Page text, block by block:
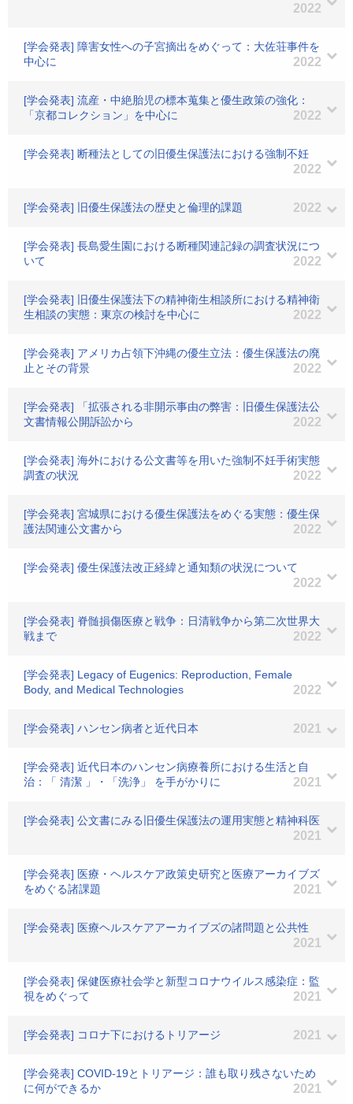
2022
[学会発表] 障害女性への子宮摘出をめぐって：大佐荘事件を
中心に
2022
[学会発表] 流産・中絶胎児の標本蒐集と優生政策の強化：
「京都コレクション」を中心に
2022
[学会発表] 断種法としての旧優生保護法における強制不妊
2022
[学会発表] 旧優生保護法の歴史と倫理的課題 2022
[学会発表] 長島愛生園における断種関連記録の調査状況につ
いて
2022
[学会発表] 旧優生保護法下の精神衛生相談所における精神衛
生相談の実態：東京の検討を中心に
2022
[学会発表] アメリカ占領下沖縄の優生立法：優生保護法の廃
止とその背景
2022
[学会発表] 「拡張される非開示事由の弊害：旧優生保護法公
文書情報公開訴訟から
2022
[学会発表] 海外における公文書等を用いた強制不妊手術実態
調査の状況
2022
[学会発表] 宮城県における優生保護法をめぐる実態：優生保
護法関連公文書から
2022
[学会発表] 優生保護法改正経緯と通知類の状況について
2022
[学会発表] 脊髄損傷医療と戦争：日清戦争から第二次世界大
戦まで
2022
[学会発表] Legacy of Eugenics: Reproduction, Female
Body, and Medical Technologies
2022
[学会発表] ハンセン病者と近代日本 2021
[学会発表] 近代日本のハンセン病療養所における生活と自
治：「 清潔 」・「洗浄」 を手がかりに
2021
[学会発表] 公文書にみる旧優生保護法の運用実態と精神科医
2021
[学会発表] 医療・ヘルスケア政策史研究と医療アーカイブズ
をめぐる諸課題
2021
[学会発表] 医療ヘルスケアアーカイブズの諸問題と公共性
2021
[学会発表] 保健医療社会学と新型コロナウイルス感染症：監
視をめぐって
2021
[学会発表] コロナ下におけるトリアージ 2021
[学会発表] COVID-19とトリアージ：誰も取り残さないため
に何ができるか
2021